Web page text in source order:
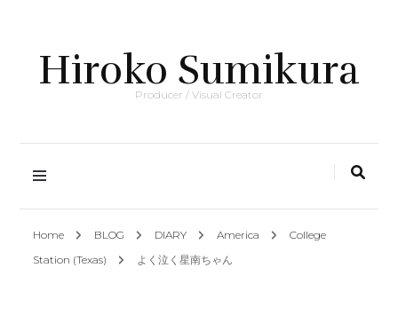
Hiroko Sumikura
Producer / Visual Creator
Home BLOG DIARY America
College
Station (Texas)
よく泣く星南ちゃん